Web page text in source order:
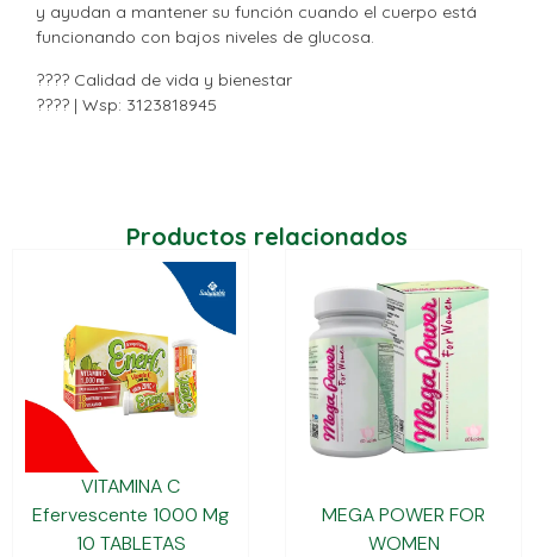
y ayudan a mantener su función cuando el cuerpo está
funcionando con bajos niveles de glucosa.
???? Calidad de vida y bienestar
???? | Wsp: 3123818945
Productos relacionados
VITAMINA C
Efervescente 1000 Mg
10 TABLETAS
MEGA POWER FOR
WOMEN